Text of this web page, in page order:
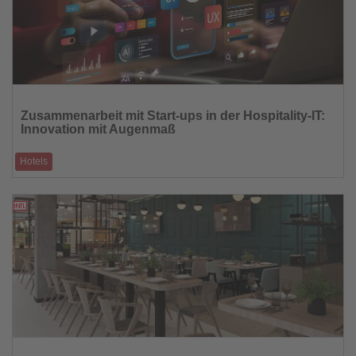
die
Nachrichten
Zusammenarbeit mit Start-ups in der Hospitality-IT:
Innovation mit Augenmaß
Hotels
Start-ups bringen frisc
01.08.2025